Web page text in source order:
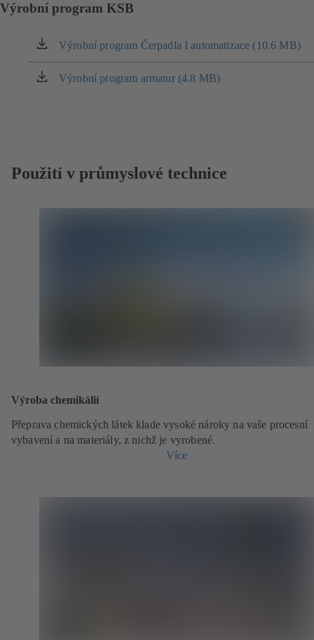
Výrobní program KSB
Výrobní program Čerpadla I automatizace (10.6 MB)
(otevírá
se
v
Výrobní program armatur (4.8 MB)
(otevírá
Použití v průmyslové technice
Výroba chemikálií
Přeprava chemických látek klade vysoké nároky na vaše procesní
vybavení a na materiály, z nichž je vyrobené.
Více